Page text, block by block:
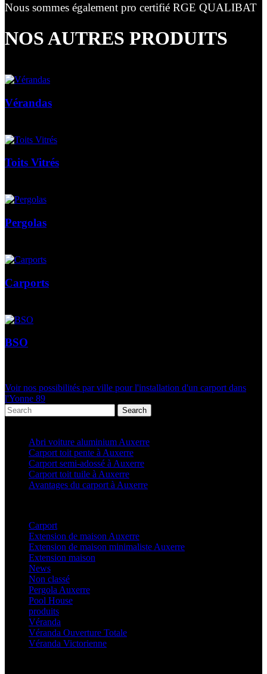
Nous sommes également pro certifié RGE QUALIBAT
NOS AUTRES PRODUITS
Vérandas
Toits Vitrés
Pergolas
Carports
BSO
Voir nos possibilités par ville pour l'installation d'un carport dans
l'Yonne 89
Search
Abri voiture aluminium Auxerre
Carport toit pente à Auxerre
Carport semi-adossé à Auxerre
Carport toit tuile à Auxerre
Avantages du carport à Auxerre
Carport(36)
Extension de maison Auxerre
Extension de maison minimaliste Auxerre
Extension maison
News
Non classé
Pergola Auxerre
Pool House
produits
Véranda
Véranda Ouverture Totale
Véranda Victorienne